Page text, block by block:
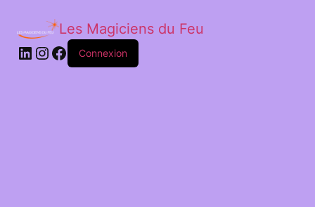
Les Magiciens du Feu
LinkedIn
Instagram
Facebook
Connexion